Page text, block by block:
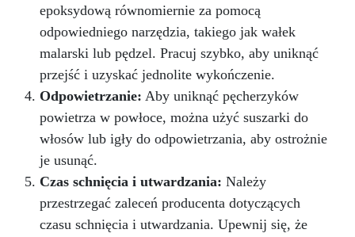
epoksydową równomiernie za pomocą
odpowiedniego narzędzia, takiego jak wałek
malarski lub pędzel. Pracuj szybko, aby uniknąć
przejść i uzyskać jednolite wykończenie.
Odpowietrzanie: Aby uniknąć pęcherzyków
powietrza w powłoce, można użyć suszarki do
włosów lub igły do odpowietrzania, aby ostrożnie
je usunąć.
Czas schnięcia i utwardzania: Należy
przestrzegać zaleceń producenta dotyczących
czasu schnięcia i utwardzania. Upewnij się, że